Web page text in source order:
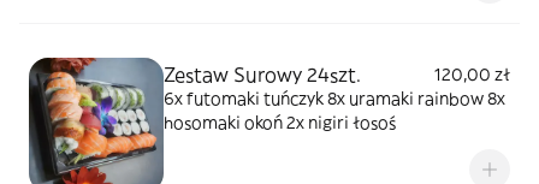
Zestaw Surowy 24szt.
120,00 zł
6x futomaki tuńczyk 8x uramaki rainbow 8x
hosomaki okoń 2x nigiri łosoś